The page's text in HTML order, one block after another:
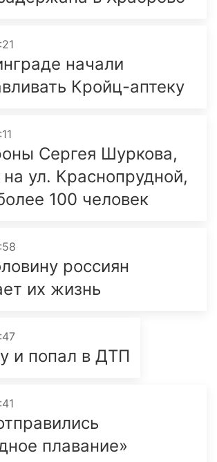
начали
Кройц-аптеку
Сергея Шуркова,
на ул. Краснопрудной,
100 человек
россиян
их жизнь
и попал в ДТП
плавание»